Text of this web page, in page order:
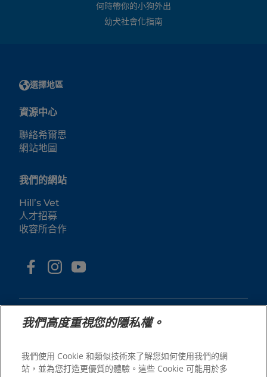
何時帶你的小狗外出
幼犬社會化指南
選擇地區
資源中心
聯絡希爾思
網站地圖
我們的網站
Hill’s Vet
人才招募
收容所合作
© 2025 Hill's Pet Nutrition, Inc.
All rights reserved.
我們高度重視您的隱私權。
我們使用 Cookie 和類似技術來了解您如何使用我們的網
站，並為您打造更優質的體驗。這些 Cookie 可能用於多